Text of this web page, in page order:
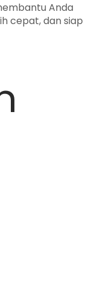
Anda
cepat, dan siap